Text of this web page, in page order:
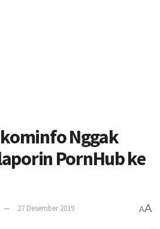
Nggak
PornHub ke
27 Desember 2019 AA